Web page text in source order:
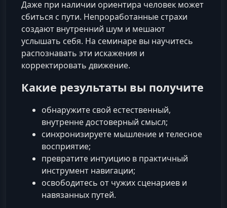
Даже при наличии ориентира человек может
сбиться с пути. Непроработанные страхи
создают внутренний шум и мешают
услышать себя. На семинаре вы научитесь
распознавать эти искажения и
корректировать движение.
Какие результаты вы получите
обнаружите свой естественный,
внутренне достоверный смысл;
синхронизируете мышление и телесное
восприятие;
превратите интуицию в практичный
инструмент навигации;
освободитесь от чужих сценариев и
навязанных путей.